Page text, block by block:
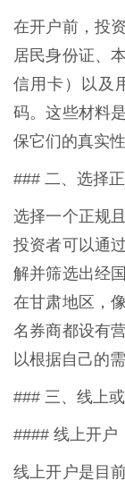
在开户前，投
居民身份证、
信用卡）以及
码。这些材料
保它们的真实
### 二、选择
选择一个正规
投资者可以通
解并筛选出经
在甘肃地区，
名券商都设有
以根据自己的
### 三、线上
#### 线上开户
线上开户是目